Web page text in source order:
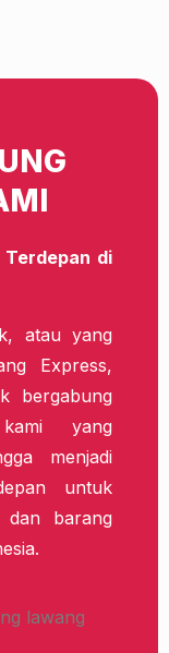
Terdepan di
atau yang
Express,
bergabung
yang
menjadi
untuk
dan barang